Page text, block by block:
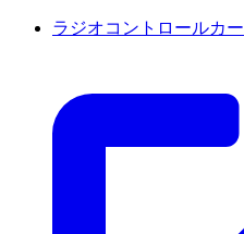
ラジオコントロールカー